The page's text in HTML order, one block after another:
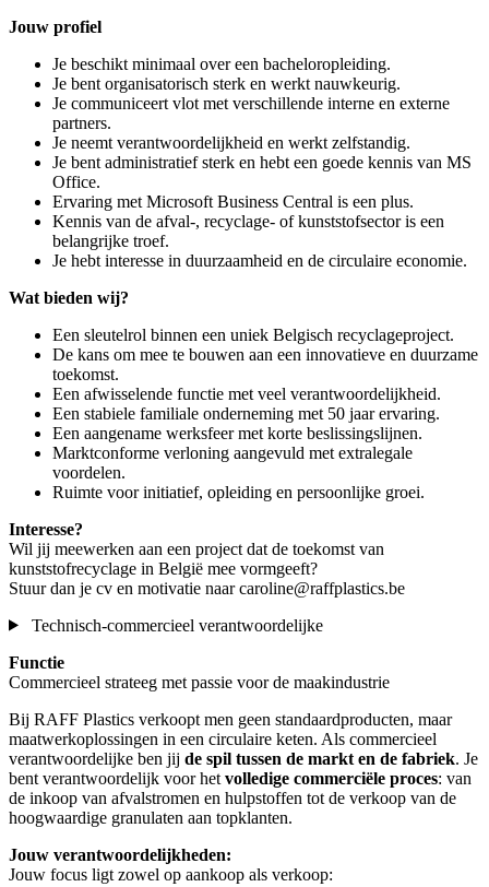
Jouw profiel
Je beschikt minimaal over een bacheloropleiding.
Je bent organisatorisch sterk en werkt nauwkeurig.
Je communiceert vlot met verschillende interne en externe
partners.
Je neemt verantwoordelijkheid en werkt zelfstandig.
Je bent administratief sterk en hebt een goede kennis van MS
Office.
Ervaring met Microsoft Business Central is een plus.
Kennis van de afval-, recyclage- of kunststofsector is een
belangrijke troef.
Je hebt interesse in duurzaamheid en de circulaire economie.
Wat bieden wij?
Een sleutelrol binnen een uniek Belgisch recyclageproject.
De kans om mee te bouwen aan een innovatieve en duurzame
toekomst.
Een afwisselende functie met veel verantwoordelijkheid.
Een stabiele familiale onderneming met 50 jaar ervaring.
Een aangename werksfeer met korte beslissingslijnen.
Marktconforme verloning aangevuld met extralegale
voordelen.
Ruimte voor initiatief, opleiding en persoonlijke groei.
Interesse?
Wil jij meewerken aan een project dat de toekomst van
kunststofrecyclage in België mee vormgeeft?
Stuur dan je cv en motivatie naar caroline@raffplastics.be
Technisch-commercieel verantwoordelijke
Functie
Commercieel strateeg met passie voor de maakindustrie
Bij RAFF Plastics verkoopt men geen standaardproducten, maar
maatwerkoplossingen in een circulaire keten. Als commercieel
verantwoordelijke ben jij de spil tussen de markt en de fabriek. Je
bent verantwoordelijk voor het volledige commerciële proces: van
de inkoop van afvalstromen en hulpstoffen tot de verkoop van de
hoogwaardige granulaten aan topklanten.
Jouw verantwoordelijkheden:
Jouw focus ligt zowel op aankoop als verkoop: